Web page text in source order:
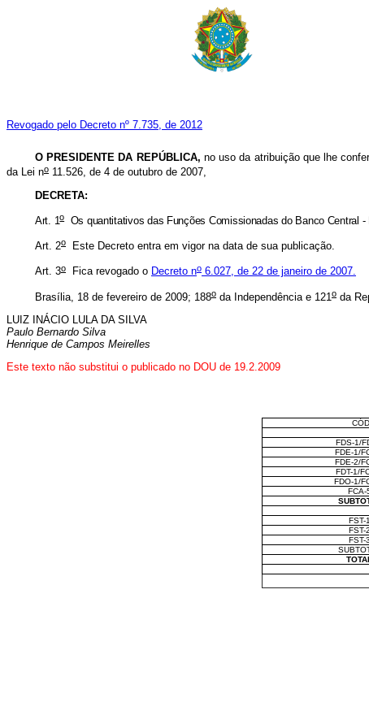
Revogado pelo Decreto nº 7.735, de 2012
O PRESIDENTE DA REPÚBLICA, no uso da atribuição que lhe
da Lei no 11.526, de 4 de outubro de 2007,
DECRETA:
Art. 1oOs quantitativos das Funções Comissionadas do Banco Central
Art. 2o Este Decreto entra em vigor na data de sua publicação.
Art. 3o Fica revogado o Decreto no 6.027, de 22 de janeiro de 2007.
Brasília, 18 de fevereiro de 2009; 188o da Independência e 121 o da
LUIZ INÁCIO LULA DA SILVA
Paulo Bernardo Silva
Henrique de Campos Meirelles
Este texto não substitui o publicado no DOU de 19.2.2009
FDS-1/
FDE-1/
FDE-2/
FDT-1/
FDO-1/
FCA-
FST-1
FST-2
FST-3